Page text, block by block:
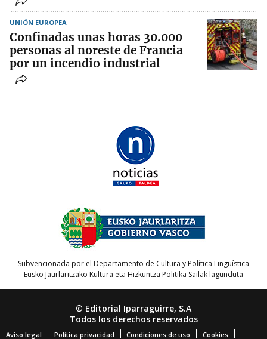
UNIÓN EUROPEA
Confinadas unas horas 30.000
personas al noreste de Francia
por un incendio industrial
Subvencionada por el Departamento de Cultura y Política Lingüística
Eusko Jaurlaritzako Kultura eta Hizkuntza Politika Sailak lagunduta
© Editorial Iparraguirre, S.A
Todos los derechos reservados
Aviso legal Política privacidad Condiciones de uso Cookies